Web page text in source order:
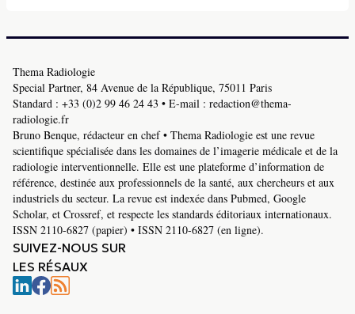
Thema Radiologie
Special Partner, 84 Avenue de la République, 75011 Paris
Standard : +33 (0)2 99 46 24 43 • E-mail : redaction@thema-
radiologie.fr
Bruno Benque, rédacteur en chef • Thema Radiologie est une revue
scientifique spécialisée dans les domaines de l’imagerie médicale et de la
radiologie interventionnelle. Elle est une plateforme d’information de
référence, destinée aux professionnels de la santé, aux chercheurs et aux
industriels du secteur. La revue est indexée dans Pubmed, Google
Scholar, et Crossref, et respecte les standards éditoriaux internationaux.
ISSN 2110-6827 (papier) • ISSN 2110-6827 (en ligne).
SUIVEZ-NOUS SUR
LES RÉSAUX